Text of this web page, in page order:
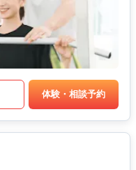
体験・相談予約